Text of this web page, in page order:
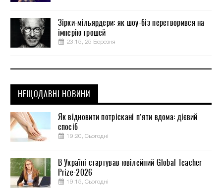
Зірки-мільярдери: як шоу-біз перетворився на
імперію грошей
23:15, 25 Березня
НЕЩОДАВНІ НОВИНИ
Як відновити потріскані п’яти вдома: дієвий
спосіб
19:20, Сьогодні
В Україні стартував ювілейний Global Teacher
Prize-2026
19:15, Сьогодні